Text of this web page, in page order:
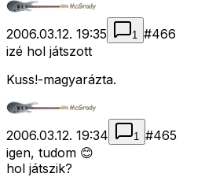
2006.03.12. 19:35 1 #466
izé hol játszott
Kuss!-magyarázta.
2006.03.12. 19:34 1 #465
igen, tudom 😊
hol játszik?